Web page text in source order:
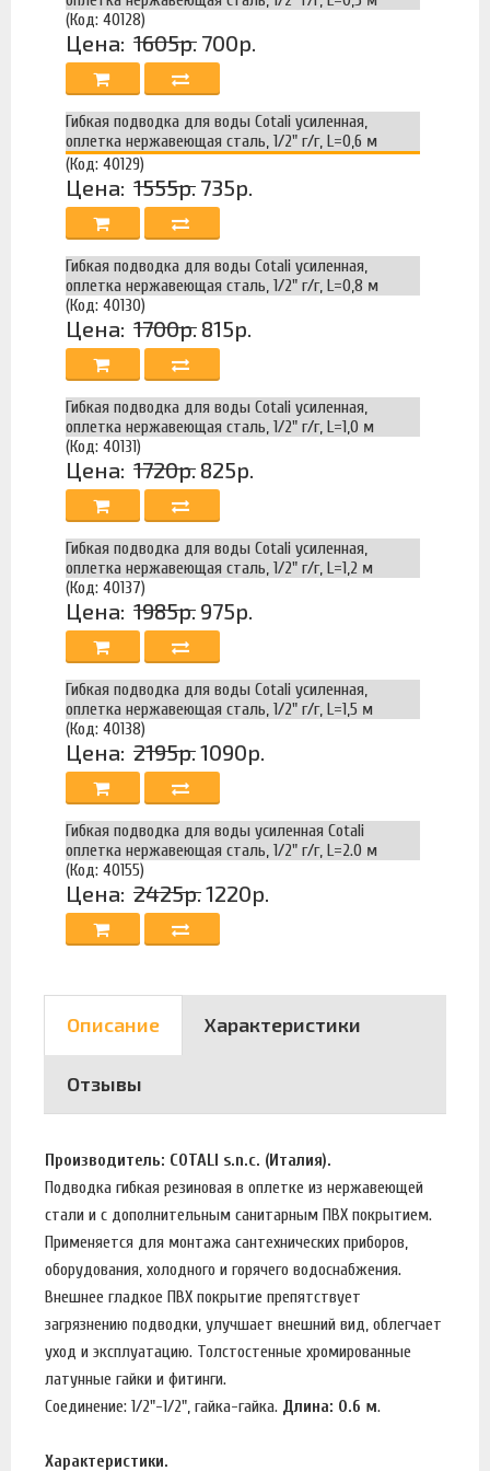
(Код: 40128)
Цена: 1605р. 700р.
Гибкая подводка для воды Cotali усиленная,
оплетка нержавеющая сталь, 1/2" г/г, L=0,6 м
(Код: 40129)
Цена: 1555р. 735р.
Гибкая подводка для воды Cotali усиленная,
оплетка нержавеющая сталь, 1/2" г/г, L=0,8 м
(Код: 40130)
Цена: 1700р. 815р.
Гибкая подводка для воды Cotali усиленная,
оплетка нержавеющая сталь, 1/2" г/г, L=1,0 м
(Код: 40131)
Цена: 1720р. 825р.
Гибкая подводка для воды Cotali усиленная,
оплетка нержавеющая сталь, 1/2" г/г, L=1,2 м
(Код: 40137)
Цена: 1985р. 975р.
Гибкая подводка для воды Cotali усиленная,
оплетка нержавеющая сталь, 1/2" г/г, L=1,5 м
(Код: 40138)
Цена: 2195р.1090р.
Гибкая подводка для воды усиленная Cotali
оплетка нержавеющая сталь, 1/2" г/г, L=2.0 м
(Код: 40155)
Цена: 2425р.1220р.
Описание Характеристики
Отзывы
Производитель: COTALI s.n.c. (Италия).
Подводка гибкая резиновая в оплетке из нержавеющей
стали и c дополнительным санитарным ПВХ покрытием.
Применяется для монтажа сантехнических приборов,
оборудования, холодного и горячего водоснабжения.
Внешнее гладкое ПВХ покрытие препятствует
загрязнению подводки, улучшает внешний вид, облегчает
уход и эксплуатацию. Толстостенные хромированные
латунные гайки и фитинги.
Соединение: 1/2"-1/2", гайка-гайка. Длина: 0.6 м.
Характеристики.